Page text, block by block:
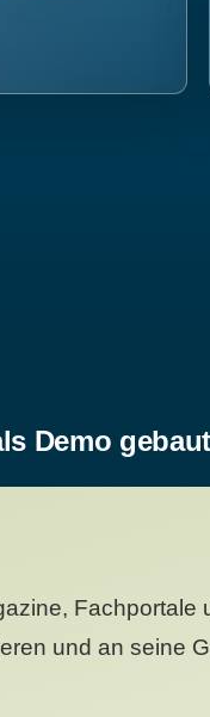
Demo
und an seine